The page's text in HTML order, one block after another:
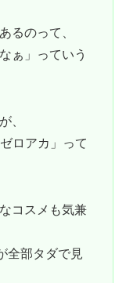
るのって、
ぁ」っていう
、
ロアカ」って
コスメも気兼
全部タダで見